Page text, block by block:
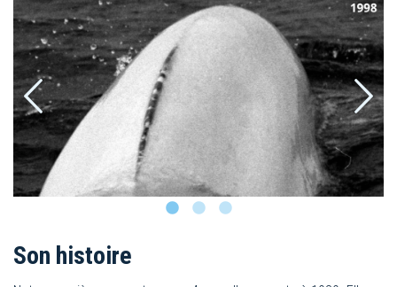
Son histoire